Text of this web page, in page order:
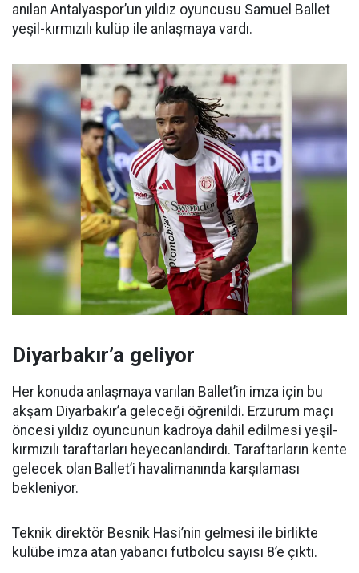
anılan Antalyaspor’un yıldız oyuncusu Samuel Ballet
yeşil-kırmızılı kulüp ile anlaşmaya vardı.
Diyarbakır’a geliyor
Her konuda anlaşmaya varılan Ballet’in imza için bu
akşam Diyarbakır’a geleceği öğrenildi. Erzurum maçı
öncesi yıldız oyuncunun kadroya dahil edilmesi yeşil-
kırmızılı taraftarları heyecanlandırdı. Taraftarların kente
gelecek olan Ballet’i havalimanında karşılaması
bekleniyor.
Teknik direktör Besnik Hasi’nin gelmesi ile birlikte
kulübe imza atan yabancı futbolcu sayısı 8’e çıktı.